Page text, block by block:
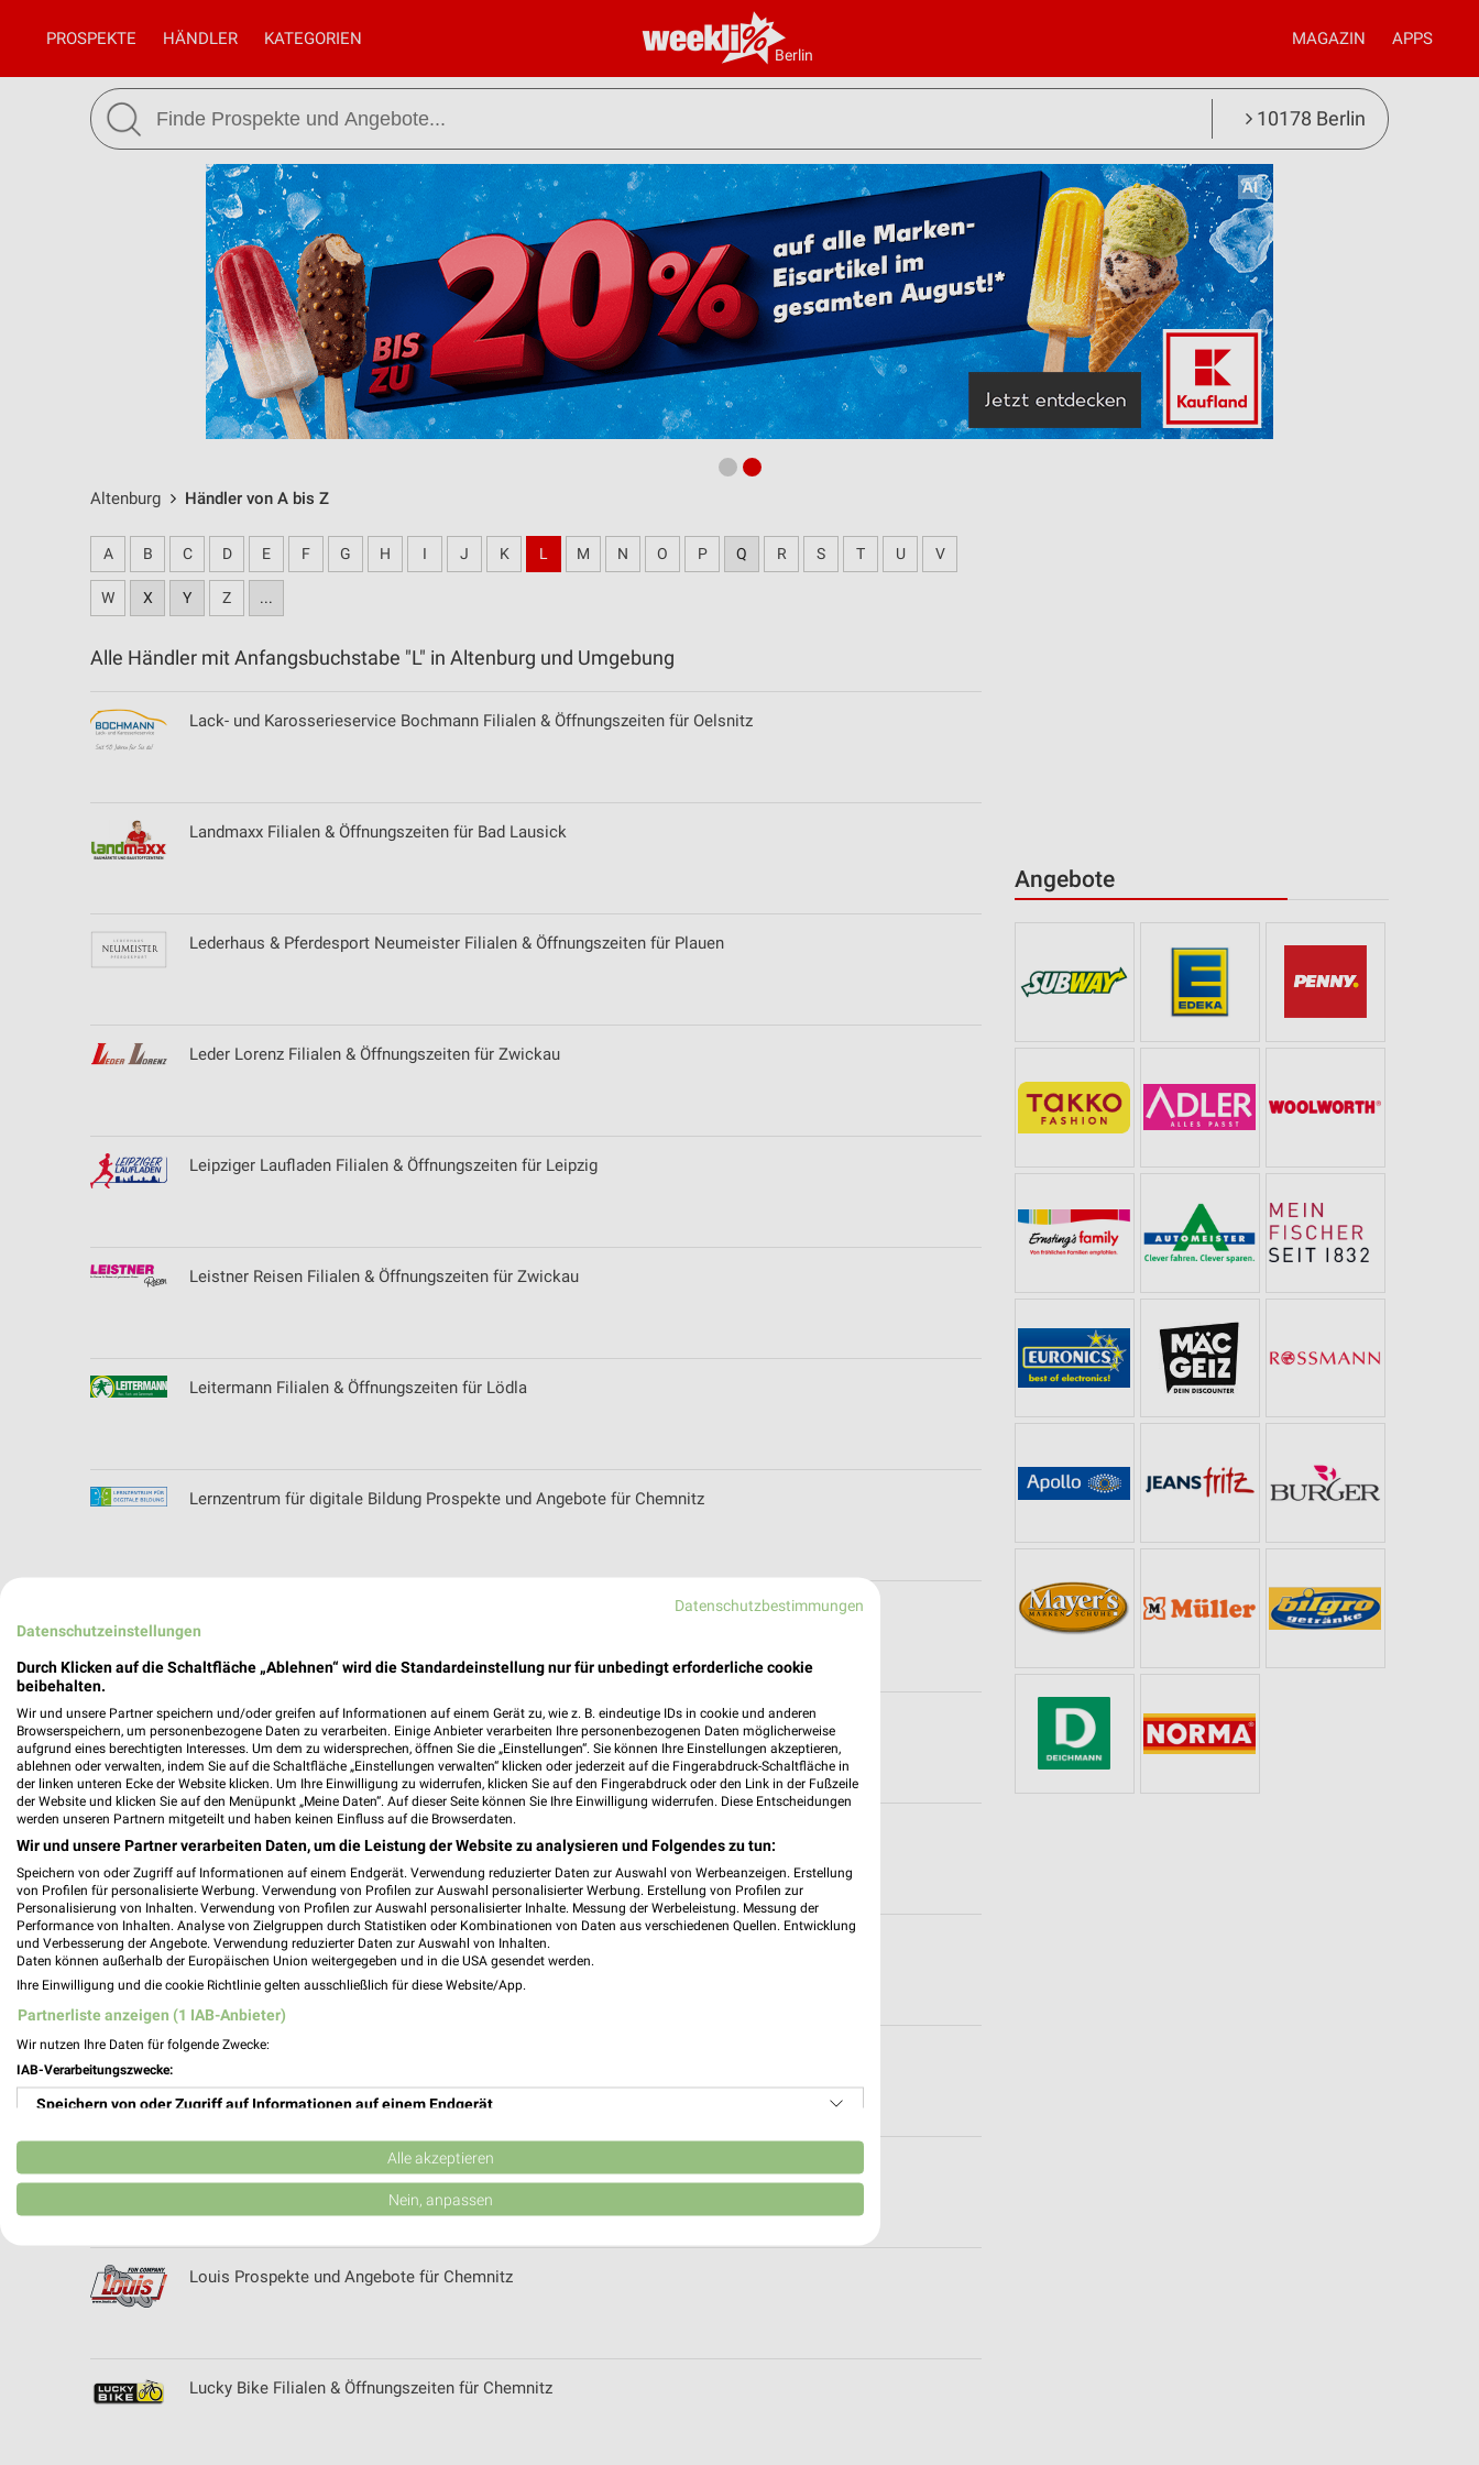
Berlin
PROSPEKTE HÄNDLER KATEGORIEN MAGAZIN APPS
10178 Berlin
Altenburg Händler von A bis Z
Angebote
A B C D E F G H I J K L M N O P Q R S T U V
W X Y Z ...
Alle Händler mit Anfangsbuchstabe "L" in Altenburg und Umgebung
Lack- und Karosserieservice Bochmann Filialen & Öffnungszeiten für Oelsnitz
Landmaxx Filialen & Öffnungszeiten für Bad Lausick
Lederhaus & Pferdesport Neumeister Filialen & Öffnungszeiten für Plauen
Leder Lorenz Filialen & Öffnungszeiten für Zwickau
Leipziger Laufladen Filialen & Öffnungszeiten für Leipzig
Leistner Reisen Filialen & Öffnungszeiten für Zwickau
Leitermann Filialen & Öffnungszeiten für Lödla
Lernzentrum für digitale Bildung Prospekte und Angebote für Chemnitz
Lieblingswelt Prospekte & Aktionen
Life Fit Filialen & Öffnungszeiten für Leipzig
lilapetz Filialen & Öffnungszeiten für Borna
Linke Filialen & Öffnungszeiten für Königshain-Wiederau
Lorenz Baumarkt / Gartencenter Filialen & Öffnungszeiten für Schwarzenberg
Louis Prospekte und Angebote für Chemnitz
Lucky Bike Filialen & Öffnungszeiten für Chemnitz
Datenschutzbestimmungen
Datenschutzeinstellungen
Durch Klicken auf die Schaltfläche „Ablehnen“ wird die Standardeinstellung nur für unbedingt erforderliche cookie
beibehalten.
Wir und unsere Partner speichern und/oder greifen auf Informationen auf einem Gerät zu, wie z. B. eindeutige IDs in cookie und anderen
Browserspeichern, um personenbezogene Daten zu verarbeiten. Einige Anbieter verarbeiten Ihre personenbezogenen Daten möglicherweise
aufgrund eines berechtigten Interesses. Um dem zu widersprechen, öffnen Sie die „Einstellungen“. Sie können Ihre Einstellungen akzeptieren,
ablehnen oder verwalten, indem Sie auf die Schaltfläche „Einstellungen verwalten“ klicken oder jederzeit auf die Fingerabdruck-Schaltfläche in
der linken unteren Ecke der Website klicken. Um Ihre Einwilligung zu widerrufen, klicken Sie auf den Fingerabdruck oder den Link in der Fußzeile
der Website und klicken Sie auf den Menüpunkt „Meine Daten“. Auf dieser Seite können Sie Ihre Einwilligung widerrufen. Diese Entscheidungen
werden unseren Partnern mitgeteilt und haben keinen Einfluss auf die Browserdaten.
Wir und unsere Partner verarbeiten Daten, um die Leistung der Website zu analysieren und Folgendes zu tun:
Speichern von oder Zugriff auf Informationen auf einem Endgerät. Verwendung reduzierter Daten zur Auswahl von Werbeanzeigen. Erstellung
von Profilen für personalisierte Werbung. Verwendung von Profilen zur Auswahl personalisierter Werbung. Erstellung von Profilen zur
Personalisierung von Inhalten. Verwendung von Profilen zur Auswahl personalisierter Inhalte. Messung der Werbeleistung. Messung der
Performance von Inhalten. Analyse von Zielgruppen durch Statistiken oder Kombinationen von Daten aus verschiedenen Quellen. Entwicklung
und Verbesserung der Angebote. Verwendung reduzierter Daten zur Auswahl von Inhalten.
Daten können außerhalb der Europäischen Union weitergegeben und in die USA gesendet werden.
Ihre Einwilligung und die cookie Richtlinie gelten ausschließlich für diese Website/App.
Partnerliste anzeigen (1 IAB-Anbieter)
Wir nutzen Ihre Daten für folgende Zwecke:
IAB-Verarbeitungszwecke:
Speichern von oder Zugriff auf Informationen auf einem Endgerät
Verwendung reduzierter Daten zur Auswahl von Werbeanzeigen
Erstellung von Profilen für personalisierte Werbung
Erstellung von Profilen zur Personalisierung von Inhalten
Alle akzeptieren
Nein, anpassen